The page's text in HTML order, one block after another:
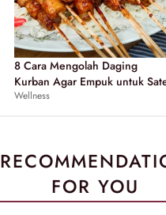
8 Cara Mengolah Daging
Kurban Agar Empuk untuk
Wellness
FOR YOU